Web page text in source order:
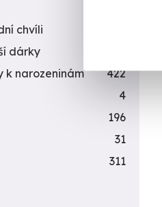
chvíli
dárky
k narozeninám
422
4
196
31
311